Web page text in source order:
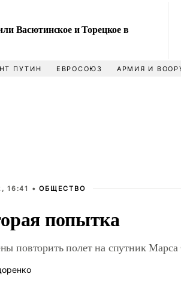
Васютинское и Торецкое в
ПУТИН ЕВРОСОЮЗ АРМИЯ И
16:41 •ОБЩЕСТВО
попытка
повторить полет на спутник